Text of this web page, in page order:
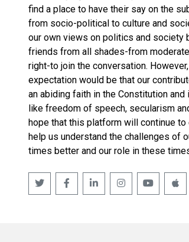
find a place to have their say on the
from socio-political to culture and
our own views on politics and society
friends from all shades-from
right-to join the conversation.
expectation would be that our
an abiding faith in the Constitution
like freedom of speech, secularism
hope that this platform will continue
help us understand the challenges of
times better and our role in these